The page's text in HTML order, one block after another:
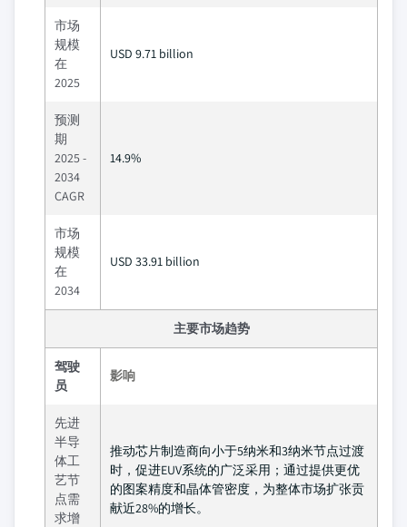
市场
规模
在
2025
USD 9.71 billion
预测
期
2025 -
2034
CAGR
14.9%
市场
规模
在
2034
USD 33.91 billion
主要市场趋势
驾驶
员
影响
先进
半导
体工
艺节
点需
求增
推动芯片制造商向小于5纳米和3纳米节点过渡
时，促进EUV系统的广泛采用；通过提供更优
的图案精度和晶体管密度，为整体市场扩张贡
献近28%的增长。